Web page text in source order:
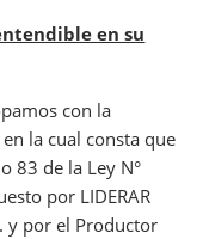
en su
con la
la cual consta que
83 de la Ley N°
por LIDERAR
y por el Productor